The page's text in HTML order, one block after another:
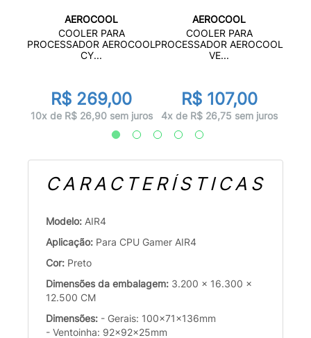
AEROCOOL
COOLER PARA
PROCESSADOR AEROCOOL
CY...
R$ 269,00
10x de R$ 26,90 sem juros
AEROCOOL
COOLER PARA
PROCESSADOR AEROCOOL
VE...
R$ 107,00
4x de R$ 26,75 sem juros
CARACTERÍSTICAS
Modelo: AIR4
Aplicação: Para CPU Gamer AIR4
Cor: Preto
Dimensões da embalagem: 3.200 x 16.300 x
12.500 CM
Dimensões: - Gerais: 100x71x136mm
- Ventoinha: 92x92x25mm